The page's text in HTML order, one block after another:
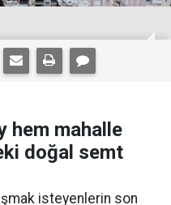
hem mahalle
doğal semt
isteyenlerin son